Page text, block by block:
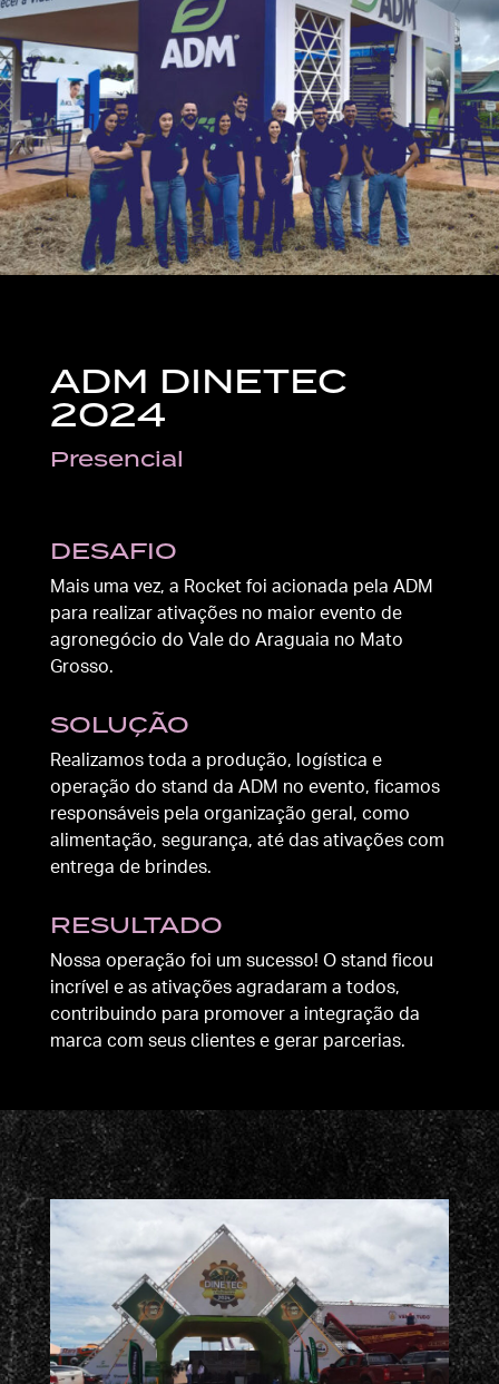
ADM DINETEC
2024
Presencial
DESAFIO
Mais uma vez, a Rocket foi acionada pela ADM
para realizar ativações no maior evento de
agronegócio do Vale do Araguaia no Mato
Grosso.
SOLUÇÃO
Realizamos toda a produção, logística e
operação do stand da ADM no evento, ficamos
responsáveis pela organização geral, como
alimentação, segurança, até das ativações com
entrega de brindes.
RESULTADO
Nossa operação foi um sucesso! O stand ficou
incrível e as ativações agradaram a todos,
contribuindo para promover a integração da
marca com seus clientes e gerar parcerias.